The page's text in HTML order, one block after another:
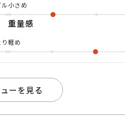
ジ感を醸し出せちゃいます
くださいませ！ yuyaでした、
小さめ
重量感
軽め
ーを見る